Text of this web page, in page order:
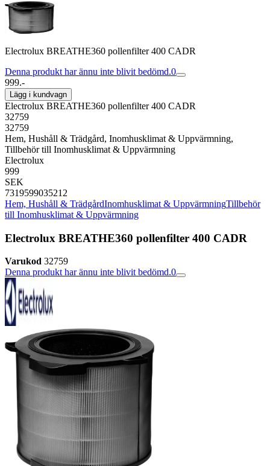
Electrolux BREATHE360 pollenfilter 400 CADR
Denna produkt har ännu inte blivit bedömd.0
999.-
Lägg i kundvagn
Electrolux BREATHE360 pollenfilter 400 CADR
32759
32759
Hem, Hushåll & Trädgård, Inomhusklimat & Uppvärmning,
Tillbehör till Inomhusklimat & Uppvärmning
Electrolux
999
SEK
7319599035212
Hem, Hushåll & TrädgårdInomhusklimat & UppvärmningTillbehör
till Inomhusklimat & Uppvärmning
Electrolux BREATHE360 pollenfilter 400 CADR
Varukod 32759
Denna produkt har ännu inte blivit bedömd.0